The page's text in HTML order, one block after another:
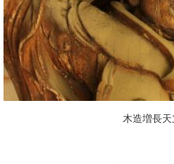
木造増長天